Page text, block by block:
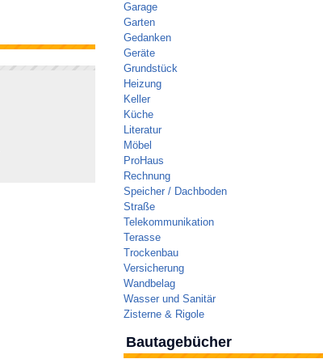
Garage
Garten
Gedanken
Geräte
Grundstück
Heizung
Keller
Küche
Literatur
Möbel
ProHaus
Rechnung
Speicher / Dachboden
Straße
Telekommunikation
Terasse
Trockenbau
Versicherung
Wandbelag
Wasser und Sanitär
Zisterne & Rigole
Bautagebücher